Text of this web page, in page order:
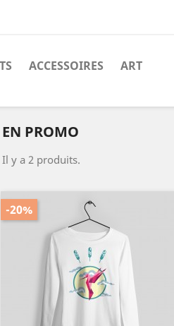
ACCESSOIRES ART
EN PROMO
Il y a 2 produits.
-20%